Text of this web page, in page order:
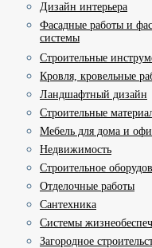
Дизайн интерьера
Фасадные работы и
системы
Строительные
Кровля, кровельные
Ландшафтный дизайн
Строительные
Мебель для дома и
Недвижимость
Строительное
Отделочные работы
Сантехника
Системы
Загородное